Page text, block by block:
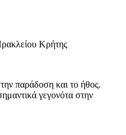
Κρήτης
παράδοση και το ήθος.
γεγονότα στην